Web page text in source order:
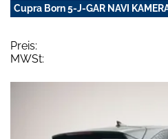
Cupra Born 5-J-GAR NAVI
Preis:
MWSt: